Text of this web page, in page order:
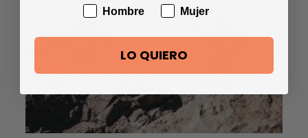
Hombre Mujer
LO QUIERO